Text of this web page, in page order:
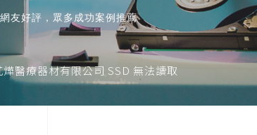
友好評，眾多成功案例推薦
燁醫療器材有限公司 SSD 無法讀取